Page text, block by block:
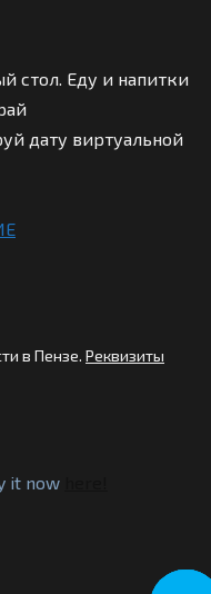
стол. Еду и напитки
дату виртуальной
в Пензе. Реквизиты
it now